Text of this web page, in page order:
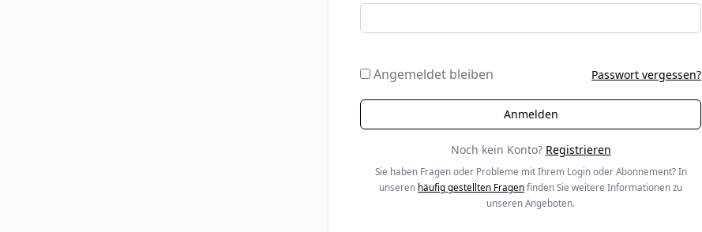
Angemeldet bleiben Passwort vergessen?
Noch kein Konto? Registrieren
Sie haben Fragen oder Probleme mit Ihrem Login oder Abonnement? In
unseren häufig gestellten Fragen finden Sie weitere Informationen zu
unseren Angeboten.